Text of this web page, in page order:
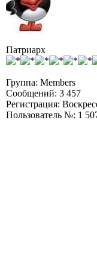
Патриарх
Группа: Members
Сообщений: 3 457
Регистрация:
Пользователь №: 1